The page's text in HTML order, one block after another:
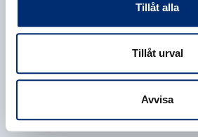
Tillåt alla
Tillåt urval
Avvisa